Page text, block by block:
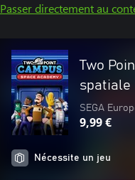
Passer directement au
Two
spatiale
SEGA
9,99 €
Nécessite un jeu